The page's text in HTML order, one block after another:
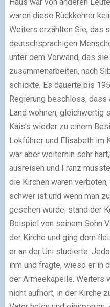
waren diese Rückkehrer
Weiters erzählten Sie, das
deutschsprachigen
unter dem Vorwand, das
zusammenarbeiten, nach
schickte. Es dauerte bis
Regierung beschloss,
Land wohnen, gleichwertig
Kais’s wieder zu einem
Lokführer und Elisabeth im
war aber weiterhin sehr
ausreisen und Franz
die Kirchen waren
schwer ist und wenn man
gesehen wurde, stand der
Beispiel von seinem Sohn
der Kirche und ging dem
er an der Uni studierte.
ihm und fragte, wieso er in
der Armeekapelle. Weiters
nicht aufhört, in der Kirche